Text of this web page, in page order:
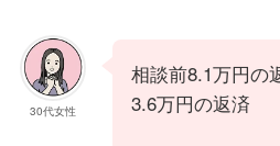
30代女性
相談前8.1万円の
3.6万円の返済